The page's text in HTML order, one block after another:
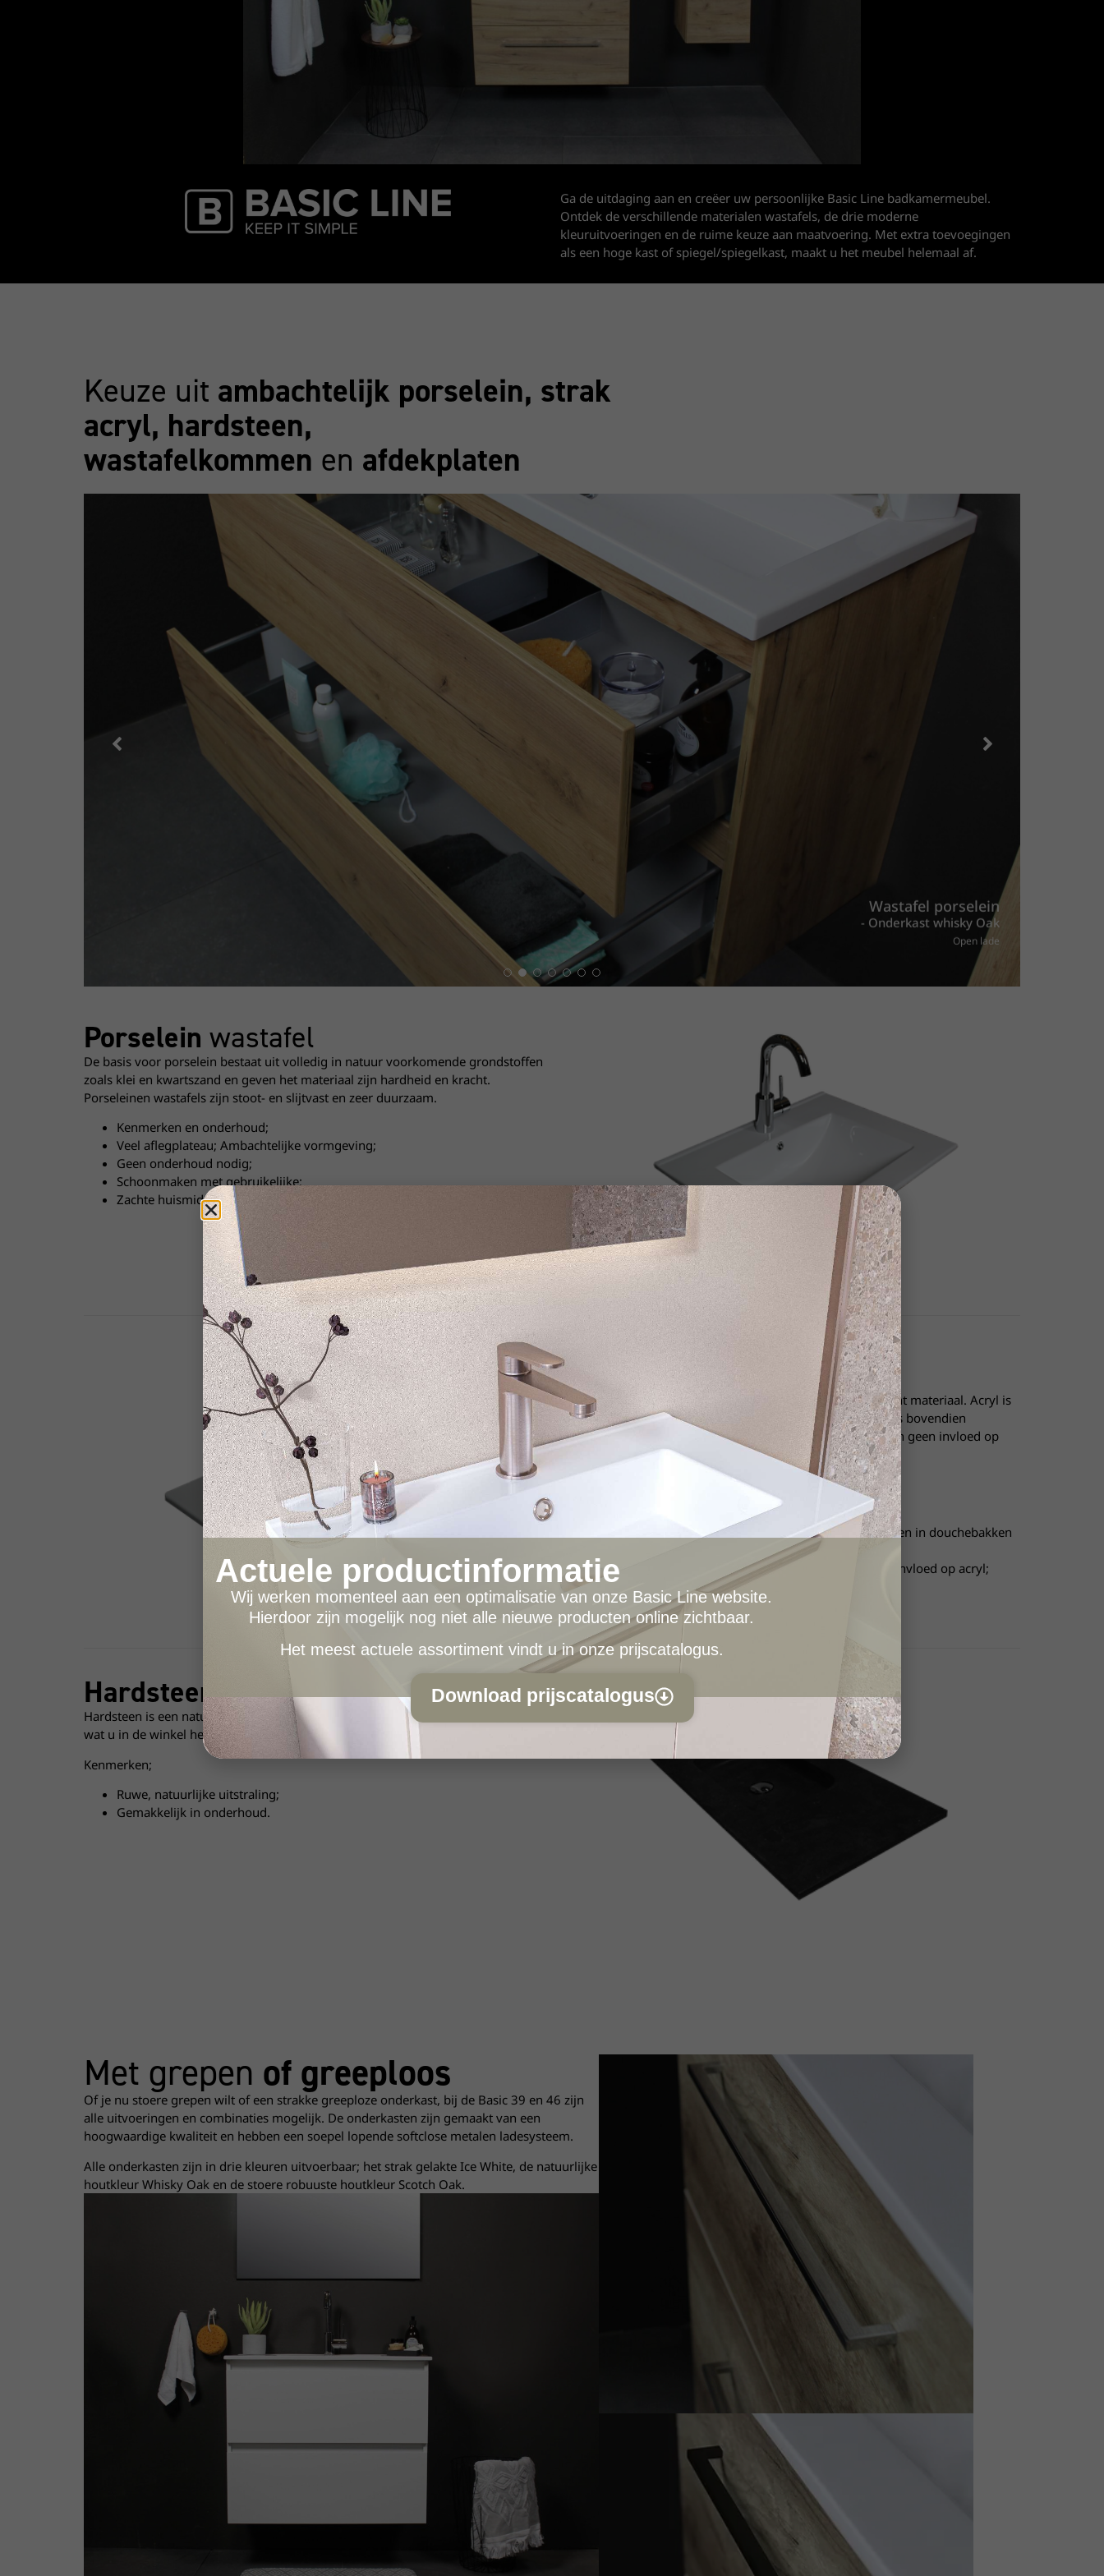
Ga de uitdaging aan en creëer uw persoonlijke Basic Line badkamermeubel.
Ontdek de verschillende materialen wastafels, de drie moderne
kleuruitvoeringen en de ruime keuze aan maatvoering. Met extra toevoegingen
als een hoge kast of spiegel/spiegelkast, maakt u het meubel helemaal af.
Keuze uit ambachtelijk porselein, strak
acryl, hardsteen,
wastafelkommen en afdekplaten
Wastafel porselein
- Onderkast whisky Oak
Open lade
Porselein wastafel
De basis voor porselein bestaat uit volledig in natuur voorkomende grondstoffen
zoals klei en kwartszand en geven het materiaal zijn hardheid en kracht.
Porseleinen wastafels zijn stoot- en slijtvast en zeer duurzaam.
Kenmerken en onderhoud;
Veel aflegplateau; Ambachtelijke vormgeving;
Geen onderhoud nodig;
Schoonmaken met gebruikelijke;
Zachte huismiddelen.
Acryl wastafel
Acryl is een kunststof. Het is een erg sterk en tegelijkertijd licht materiaal. Acryl is
zeer goed bestand tegen zonlicht en zal niet verkleuren. Het is bovendien
weerbestendig en hygiënisch. Bacteriën en schimmels hebben geen invloed op
Duurzaam materiaal die zich door de jaren heeft bewezen in douchebakken
Zeer hygiënisch, bacteriën en schimmels hebben geen invloed op acryl;
Met 0-1-2 kraangaten verkrijgbaar.
Hardsteenwastafel
Hardsteen is een natuurproduct en kan dus qua kleur en structuur afwijken van
wat u in de winkel hebt gezien. Natuursteen is ook niet ongevoelig voor krassen.
Kenmerken;
Ruwe, natuurlijke uitstraling;
Gemakkelijk in onderhoud.
Met grepen of greeploos
Of je nu stoere grepen wilt of een strakke greeploze onderkast, bij de Basic 39 en 46 zijn
alle uitvoeringen en combinaties mogelijk. De onderkasten zijn gemaakt van een
hoogwaardige kwaliteit en hebben een soepel lopende softclose metalen ladesysteem.
Alle onderkasten zijn in drie kleuren uitvoerbaar; het strak gelakte Ice White, de natuurlijke
houtkleur Whisky Oak en de stoere robuuste houtkleur Scotch Oak.
Actuele productinformatie
Wij werken momenteel aan een optimalisatie van onze Basic Line website.
Hierdoor zijn mogelijk nog niet alle nieuwe producten online zichtbaar.
Het meest actuele assortiment vindt u in onze prijscatalogus.
Download prijscatalogus